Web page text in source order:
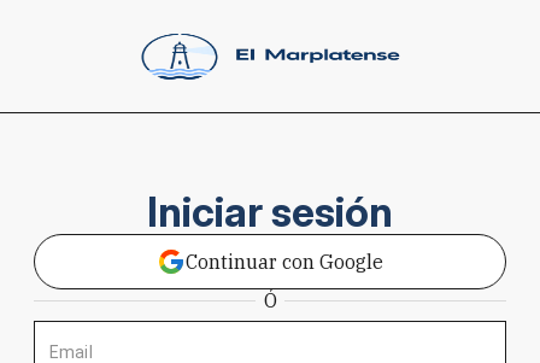
Iniciar sesión
Continuar con Google
Ó
Email